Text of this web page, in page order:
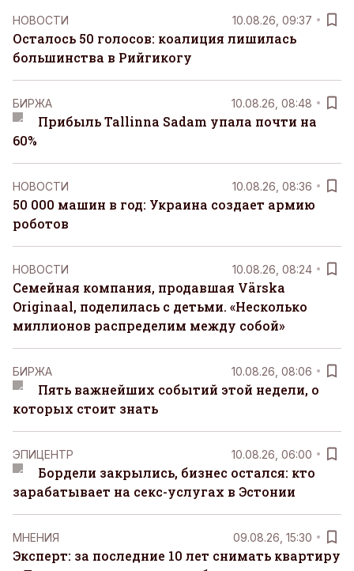
НОВОСТИ 10.08.26, 09:37
Осталось 50 голосов: коалиция лишилась
большинства в Рийгикогу
БИРЖА 10.08.26, 08:48
Прибыль Tallinna Sadam упала почти на
60%
НОВОСТИ 10.08.26, 08:36
50 000 машин в год: Украина создает армию
роботов
НОВОСТИ 10.08.26, 08:24
Семейная компания, продавшая Värska
Originaal, поделилась с детьми. «Несколько
миллионов распределим между собой»
БИРЖА 10.08.26, 08:06
Пять важнейших событий этой недели, о
которых стоит знать
ЭПИЦЕНТР 10.08.26, 06:00
Бордели закрылись, бизнес остался: кто
зарабатывает на секс-услугах в Эстонии
MНЕНИЯ 09.08.26, 15:30
Эксперт: за последние 10 лет снимать квартиру